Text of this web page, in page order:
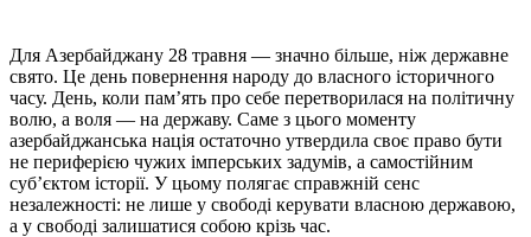
Для Азербайджану 28 травня — значно більше, ніж державне
свято. Це день повернення народу до власного історичного
часу. День, коли пам’ять про себе перетворилася на політичну
волю, а воля — на державу. Саме з цього моменту
азербайджанська нація остаточно утвердила своє право бути
не периферією чужих імперських задумів, а самостійним
суб’єктом історії. У цьому полягає справжній сенс
незалежності: не лише у свободі керувати власною державою,
а у свободі залишатися собою крізь час.